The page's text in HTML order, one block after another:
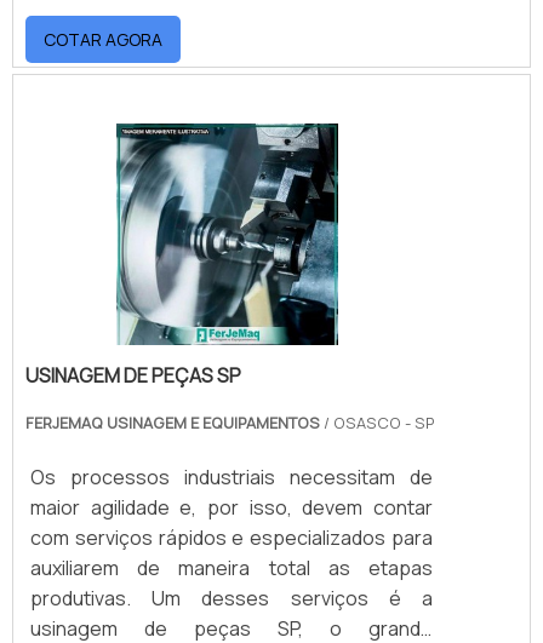
qualidade, como aço carbono, aço inox e
alumínio, garantindo resistência e
durabilidade mesmo em ambientes de alto
COTAR AGORA
USINAGEM DE PEÇAS SP
FERJEMAQ USINAGEM E EQUIPAMENTOS / OSASCO - SP
Os processos industriais necessitam de
maior agilidade e, por isso, devem contar
com serviços rápidos e especializados para
auxiliarem de maneira total as etapas
produtivas. Um desses serviços é a
usinagem de peças SP, o grande